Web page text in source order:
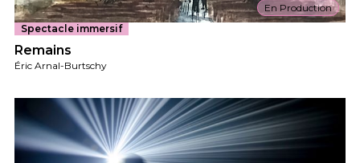
En Production
Spectacle immersif
Remains
Éric Arnal-Burtschy